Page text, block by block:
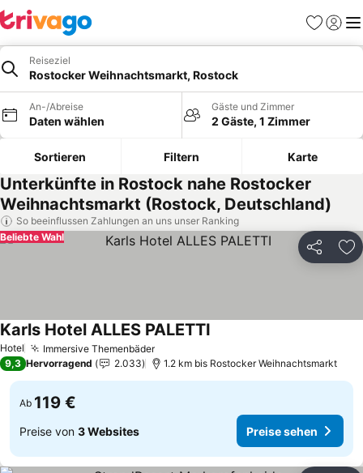
Favoriten
Reiseziel
Rostocker Weihnachtsmarkt, Rostock
An-/Abreise
Daten wählen
Gäste und Zimmer
2 Gäste, 1 Zimmer
Sortieren Filtern Karte
Unterkünfte in Rostock nahe Rostocker
Weihnachtsmarkt (Rostock, Deutschland)
So beeinflussen Zahlungen an uns unser Ranking
Teilen
Beliebte Wahl
Hotel Immersive ThemenbäderPreise sehen
Karls Hotel ALLES PALETTI
9,3 Hervorragend 2.033 1.2 km bis Rostocker Weihnachtsmarkt
Ab 119 €
Preise von 3 Websites Preise sehen